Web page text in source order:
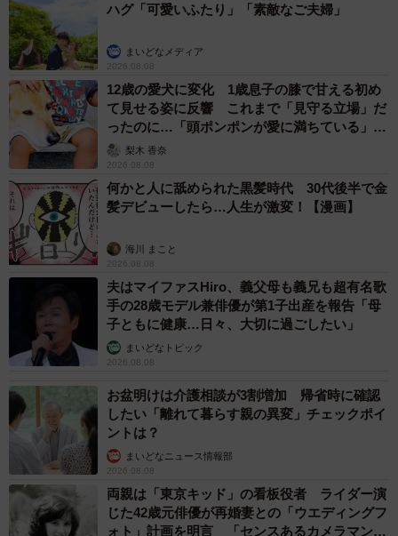
ハグ「可愛いふたり」「素敵なご夫婦」
まいどなメディア
2026.08.08
12歳の愛犬に変化 1歳息子の膝で甘える初め
て見せる姿に反響 これまで「見守る立場」だ
ったのに…「頭ポンポンが愛に満ちている」
「尊…」
梨木 香奈
2026.08.08
何かと人に舐められた黒髪時代 30代後半で金
髪デビューしたら…人生が激変！【漫画】
海川 まこと
2026.08.08
夫はマイファスHiro、義父母も義兄も超有名歌
手の28歳モデル兼俳優が第1子出産を報告「母
子ともに健康…日々、大切に過ごしたい」
まいどなトピック
2026.08.08
お盆明けは介護相談が3割増加 帰省時に確認
したい「離れて暮らす親の異変」チェックポイ
ントは？
まいどなニュース情報部
2026.08.08
両親は「東京キッド」の看板役者 ライダー演
じた42歳元俳優が再婚妻との「ウエディングフ
ォト」計画を明言 「センスあるカメラマン求